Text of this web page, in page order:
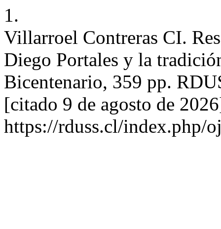
1.
Villarroel Contreras CI.
Diego Portales y la
Bicentenario, 359 pp.
[citado 9 de agosto de
https://rduss.cl/index.php/